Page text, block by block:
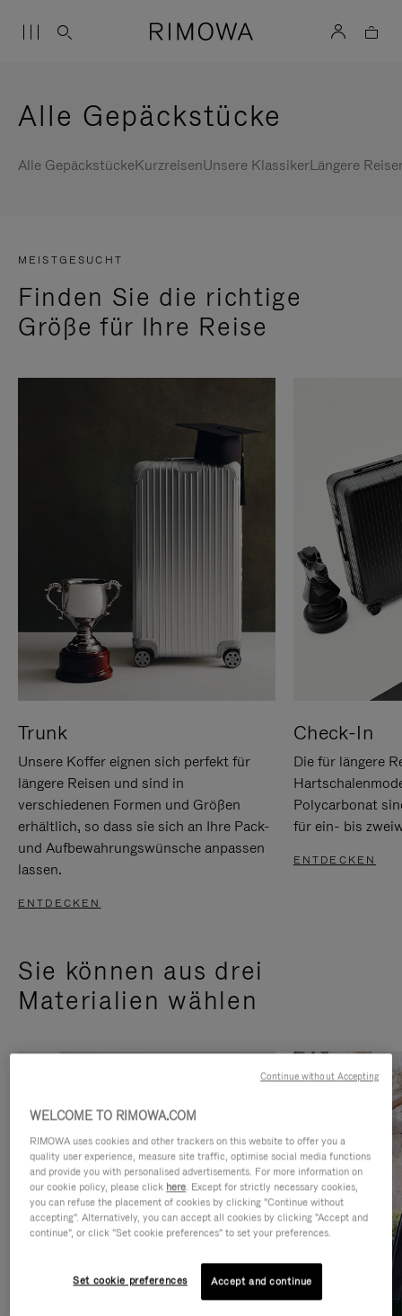
Alle Gepäckstücke
Alle GepäckstückeKurzreisenUnsere KlassikerLängere
MEISTGESUCHT
Finden Sie die richtige
Größe für Ihre Reise
Trunk
Unsere Koffer eignen sich perfekt für
längere Reisen und sind in
verschiedenen Formen und Größen
erhältlich, so dass sie sich an Ihre Pack-
und Aufbewahrungswünsche anpassen
lassen.
ENTDECKEN
Check-In
Die für längere
Polycarbonat
für ein- bis
ENTDECKEN
Sie können aus drei
Materialien wählen
WELCOME TO RIMOWA.COM
RIMOWA uses cookies and other trackers on this website to offer you a
quality user experience, measure site traffic, optimise social media functions
and provide you with personalised advertisements. For more information on
our cookie policy, please click here. Except for strictly necessary cookies,
you can refuse the placement of cookies by clicking "Continue without
accepting". Alternatively, you can accept all cookies by clicking "Accept and
continue", or click "Set cookie preferences" to set your preferences.
Set cookie preferences Accept and continue
Continue without Accepting